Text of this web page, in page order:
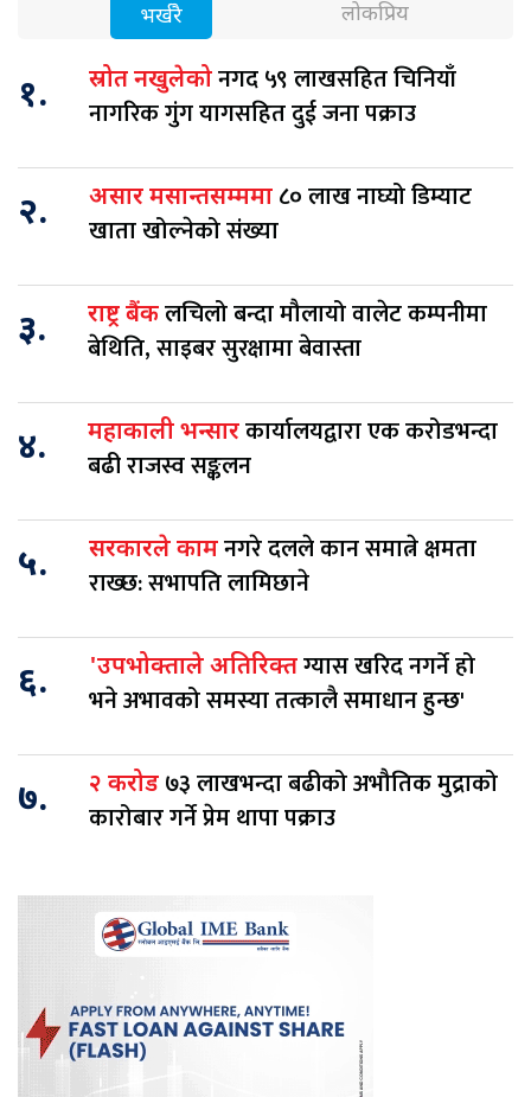
भर्खरै लोकप्रिय
१. स्रोत नखुलेकोनगद ५९ लाखसहित चिनियाँ
नागरिक गुंग यागसहित दुई जना पक्राउ
२. असार मसान्तसम्ममा ८० लाख नाघ्यो डिम्याट
खाता खोल्नेको संख्या
३. राष्ट्र बैंकलचिलो बन्दा मौलायो वालेट कम्पनीमा
बेथिति, साइबर सुरक्षामा बेवास्ता
४. महाकाली भन्सारकार्यालयद्वारा एक करोडभन्दा
बढी राजस्व सङ्कलन
५. सरकारले कामनगरे दलले कान समात्ने क्षमता
राख्छ: सभापति लामिछाने
६. 'उपभोक्ताले अतिरिक्तग्यास खरिद नगर्ने हो
भने अभावको समस्या तत्कालै समाधान हुन्छ'
७. २ करोड ७३ लाखभन्दा बढीको अभौतिक मुद्राको
कारोबार गर्ने प्रेम थापा पक्राउ